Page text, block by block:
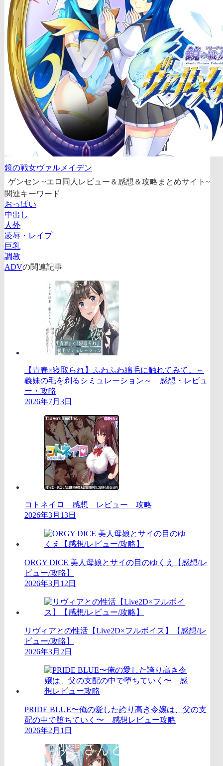
鏡の戦女ヴァルメイデン
ゲンセン ~エロ同人レビュー＆感想＆攻略まとめサイト~
関連キーワード
おっぱい
中出し
人外
凌辱・レイプ
巨乳
調教
ADVの関連記事
【青春×寝取られ】ふわふわ綿毛に触れてみて。～
義妹の毛を剃るシミュレーション～ 感想・レビュ
ー・攻略
2026年7月3日
コトネイロ 感想 レビュー 攻略
2026年3月13日
ORGY DICE 美人母娘とサイの目のゆくえ【感想/レ
ビュー/攻略】
2026年3月12日
リヴィアとの性活【Live2D×フルボイス】【感想/レ
ビュー/攻略】
2026年3月2日
PRIDE BLUE〜俺の愛した誇り高き令嬢は、父の支
配の中で堕ちていく〜 感想レビュー攻略
2026年2月1日